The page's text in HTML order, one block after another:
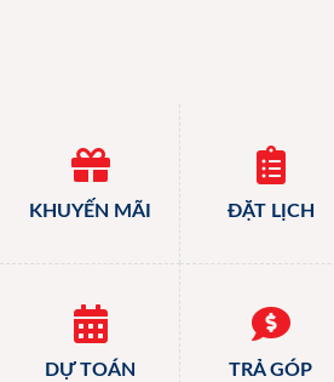
KHUYẾN MÃI ĐẶT LỊCH
DỰ TOÁN TRẢ GÓP